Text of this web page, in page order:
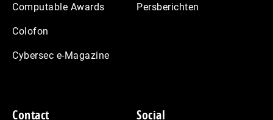
Computable Awards
Colofon
Cybersec e-Magazine
Persberichten
Contact Social